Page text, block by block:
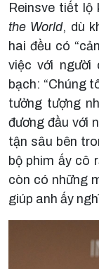
Reinsve tiết lộ
the World, dù
hai đều có
việc với người
bạch: “Chúng
tưởng tượng
đương đầu với
tận sâu bên
bộ phim ấy cô
còn có những
giúp anh ấy